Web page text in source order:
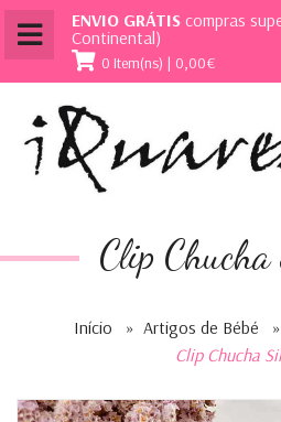
ENVIO GRÁTIS compras
Continental)
0 Item(ns) | 0,00€
Clip
Início » Artigos de Bébé »
Clip Chucha